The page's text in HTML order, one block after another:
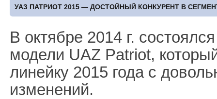
УАЗ ПАТРИОТ 2015 — ДОСТОЙНЫЙ КОНКУРЕНТ В
В октябре 2014 г.
модели UAZ Patriot,
линейку 2015 года с
изменений.